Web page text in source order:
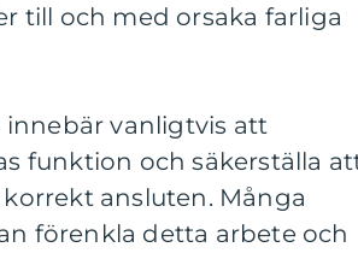
till och med orsaka farliga
innebär vanligtvis att
funktion och säkerställa
ansluten. Många
förenkla detta arbete och